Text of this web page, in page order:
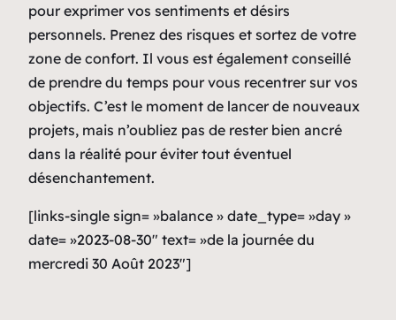
pour exprimer vos sentiments et désirs
personnels. Prenez des risques et sortez de votre
zone de confort. Il vous est également conseillé
de prendre du temps pour vous recentrer sur vos
objectifs. C’est le moment de lancer de nouveaux
projets, mais n’oubliez pas de rester bien ancré
dans la réalité pour éviter tout éventuel
désenchantement.
[links-single sign= »balance » date_type= »day »
date= »2023-08-30″ text= »de la journée du
mercredi 30 Août 2023″]